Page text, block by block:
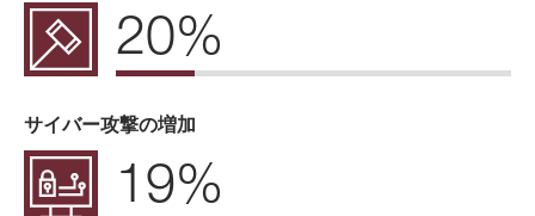
20%
サイバー攻撃の増加
19%